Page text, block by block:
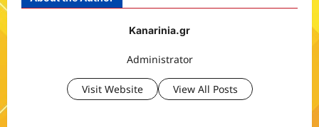
Kanarinia.gr
Administrator
Visit Website View All Posts